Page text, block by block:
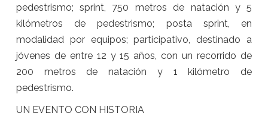
pedestrismo; sprint, 750 metros de natación y 5
kilómetros de pedestrismo; posta sprint, en
modalidad por equipos; participativo, destinado a
jóvenes de entre 12 y 15 años, con un recorrido de
200 metros de natación y 1 kilómetro de
pedestrismo.
UN EVENTO CON HISTORIA